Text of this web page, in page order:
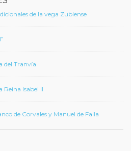
de la vega Zubiense
del Tranvía
Reina Isabel II
de Corvales y Manuel de Falla